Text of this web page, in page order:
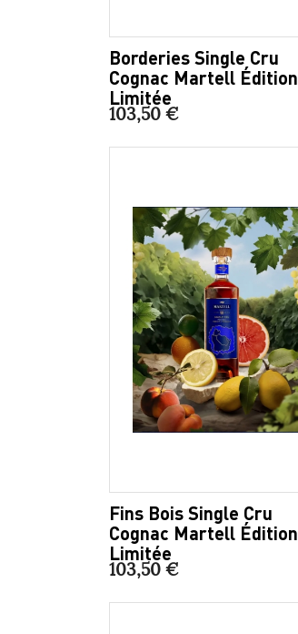
Borderies Single Cru
Cognac Martell Édition
Limitée
103,50 €
Fins Bois Single Cru
Cognac Martell Édition
Limitée
103,50 €